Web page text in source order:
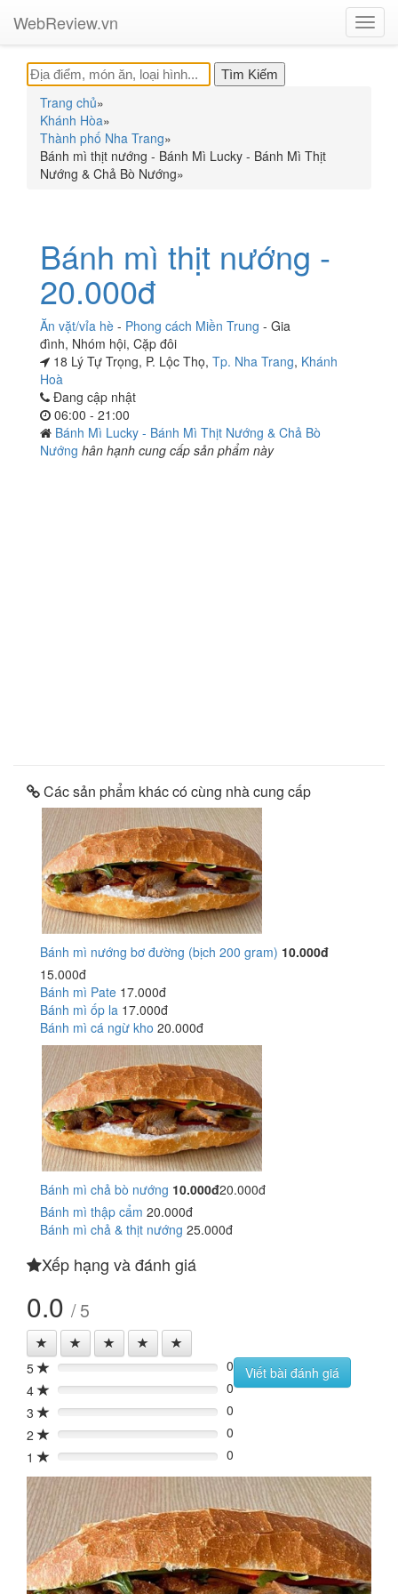
WebReview.vn
Trang chủ»
Khánh Hòa»
Thành phố Nha Trang»
Bánh mì thịt nướng - Bánh Mì Lucky - Bánh Mì Thịt
Nướng & Chả Bò Nướng»
Bánh mì thịt nướng -
20.000đ
Ăn vặt/vỉa hè - Phong cách Miền Trung - Gia
đình, Nhóm hội, Cặp đôi
18 Lý Tự Trọng, P. Lộc Thọ, Tp. Nha Trang, Khánh
Hoà
Đang cập nhật
06:00 - 21:00
Bánh Mì Lucky - Bánh Mì Thịt Nướng & Chả Bò
Nướng hân hạnh cung cấp sản phẩm này
Các sản phẩm khác có cùng nhà cung cấp
Bánh mì nướng bơ đường (bịch 200 gram) 10.000đ
15.000đ
Bánh mì Pate 17.000đ
Bánh mì ốp la 17.000đ
Bánh mì cá ngừ kho 20.000đ
Bánh mì chả bò nướng 10.000đ20.000đ
Bánh mì thập cẩm 20.000đ
Bánh mì chả & thịt nướng 25.000đ
Xếp hạng và đánh giá
0.0 / 5
5 0%
0
4
0%
0
3
0%
0
2
0%
0
1
0% 0
Viết bài đánh giá